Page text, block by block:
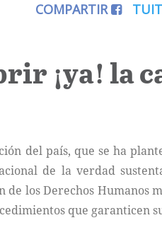
COMPARTIR
¡ya! la
del país, que se ha
de la verdad
los Derechos
que garanticen